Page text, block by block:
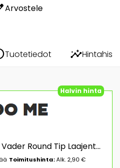
Arvostele
Tuotetiedot insights
Halvin hinta
Kiotos Steel Penisstick Vader Round Tip Laajentaja
Toimitushinta:Alk. 2,90 €